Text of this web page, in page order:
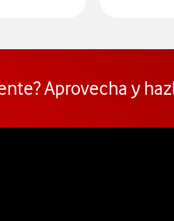
Aprovecha y